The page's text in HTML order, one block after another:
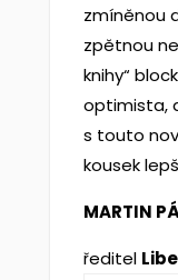
zmíněnou
zpětnou
knihy“
optimista,
s touto
kousek
MARTIN
ředitel